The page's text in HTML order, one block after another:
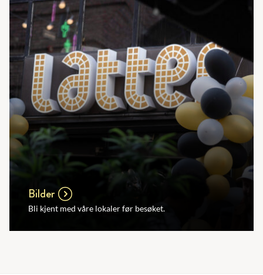
Bilder
Bli kjent med våre lokaler før besøket.